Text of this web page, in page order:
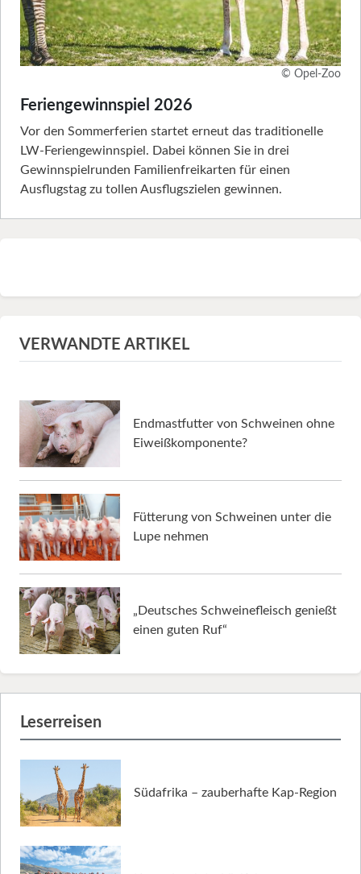
© Opel-Zoo
Feriengewinnspiel 2026
Vor den Sommerferien startet erneut das traditionelle
LW-Feriengewinnspiel. Dabei können Sie in drei
Gewinnspielrunden Familienfreikarten für einen
Ausflugstag zu tollen Ausflugszielen gewinnen.
VERWANDTE ARTIKEL
Endmastfutter von Schweinen ohne
Eiweißkomponente?
Fütterung von Schweinen unter die
Lupe nehmen
„Deutsches Schweinefleisch genießt
einen guten Ruf“
Leserreisen
Südafrika – zauberhafte Kap-Region